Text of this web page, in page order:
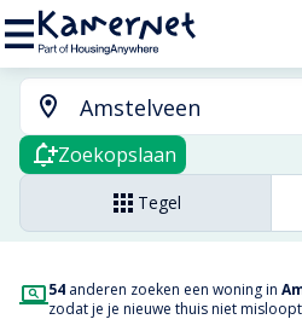
Zoekopslaan
Tegel
54 anderen zoeken een woning in
zodat je je nieuwe thuis niet